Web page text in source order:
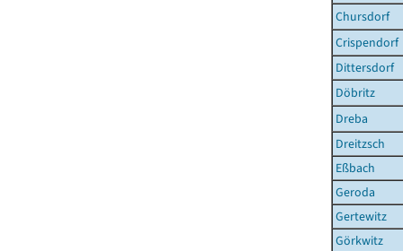
Chursdorf
Crispendorf
Dittersdorf
Döbritz
Dreba
Dreitzsch
Eßbach
Geroda
Gertewitz
Görkwitz